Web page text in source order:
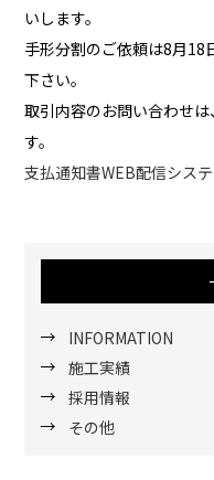
いします。
手形分割のご依頼は8月18
下さい。
取引内容のお問い合わせ
す。
支払通知書WEB配信シス
INFORMATION
施工実績
採用情報
その他